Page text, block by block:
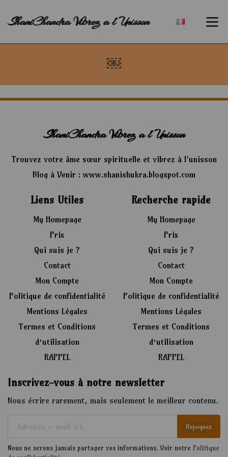
ShaniChandra Vibrez a l Unisson
￼
ShaniChandra Vibrez a l Unisson
Trouvez votre âme sœur spirituelle et vibrez à l'unisson
Blog à Venir : www.shanishukra.blogspot.com
Liens Utiles
My Homepage
Prix
Qui suis je ?
Contact
Mon Compte
Politique de confidentialité
Mentions Légales
Termes et Conditions
d’utilisation
RAPPEL
Recherche rapide
My Homepage
Prix
Qui suis je ?
Contact
Mon Compte
Politique de confidentialité
Mentions Légales
Termes et Conditions
d’utilisation
RAPPEL
Inscrivez-vous à notre newsletter
Nous écrire rarement, mais seulement le meilleur contenu.
Rejoignez
Nous ne serons jamais partager vos informations. Voir notre Politique